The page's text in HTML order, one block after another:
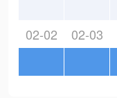
02-02 02-03